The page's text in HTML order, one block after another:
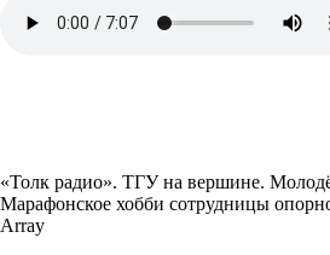
«Толк радио». ТГУ на вершине.
Марафонское хобби сотрудницы
Array